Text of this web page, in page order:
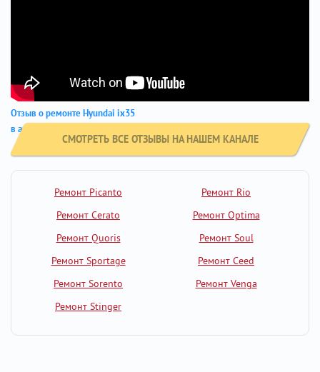
Отзыв о ремонте Hyundai ix35
в автосервисе GM-City
СМОТРЕТЬ ВСЕ ОТЗЫВЫ НА НАШЕМ КАНАЛЕ
Ремонт Picanto
Ремонт Rio
Ремонт Cerato
Ремонт Optima
Ремонт Quoris
Ремонт Soul
Ремонт Sportage
Ремонт Ceed
Ремонт Sorento
Ремонт Venga
Ремонт Stinger